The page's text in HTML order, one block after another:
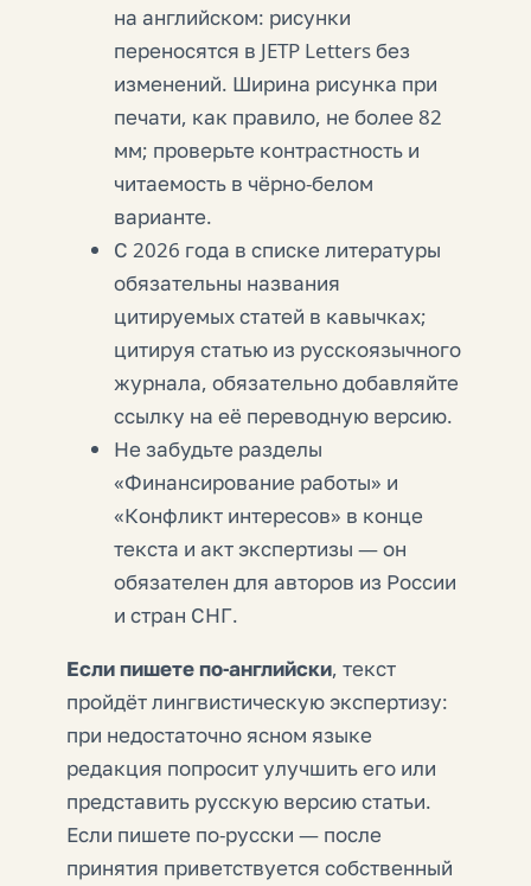
на английском: рисунки
переносятся в JETP Letters без
изменений. Ширина рисунка при
печати, как правило, не более 82
мм; проверьте контрастность и
читаемость в чёрно-белом
варианте.
С 2026 года в списке литературы
обязательны названия
цитируемых статей в кавычках;
цитируя статью из русскоязычного
журнала, обязательно добавляйте
ссылку на её переводную версию.
Не забудьте разделы
«Финансирование работы» и
«Конфликт интересов» в конце
текста и акт экспертизы — он
обязателен для авторов из России
и стран СНГ.
Если пишете по-английски, текст
пройдёт лингвистическую экспертизу:
при недостаточно ясном языке
редакция попросит улучшить его или
представить русскую версию статьи.
Если пишете по-русски — после
принятия приветствуется собственный